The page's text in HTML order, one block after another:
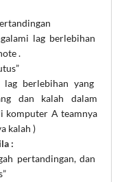
lag berlebihan
.
berlebihan yang
dan kalah dalam
komputer A teamnya
kalah )
:
pertandingan, dan